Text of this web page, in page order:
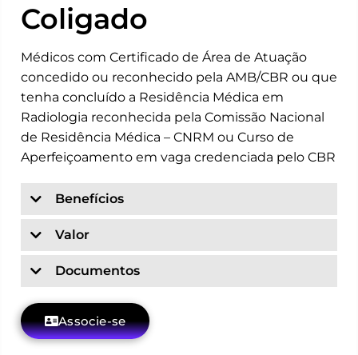
Coligado
Médicos com Certificado de Área de Atuação
concedido ou reconhecido pela AMB/CBR ou que
tenha concluído a Residência Médica em
Radiologia reconhecida pela Comissão Nacional
de Residência Médica – CNRM ou Curso de
Aperfeiçoamento em vaga credenciada pelo CBR
Benefícios
Valor
Documentos
Associe-se